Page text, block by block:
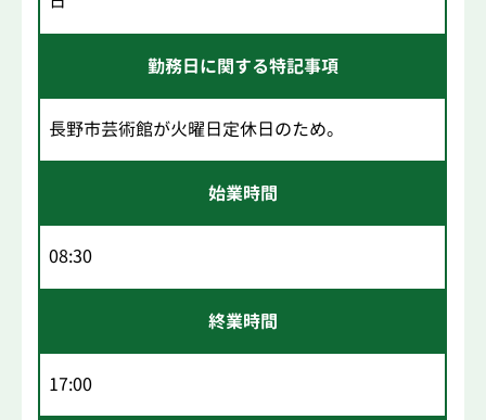
勤務日に関する特記事項
長野市芸術館が火曜日定休日のため。
始業時間
08:30
終業時間
17:00